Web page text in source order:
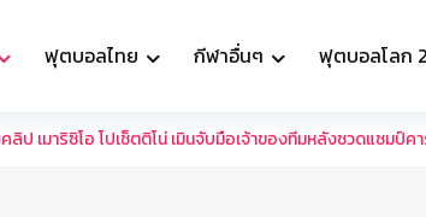
ฟุตบอลไทย กีฬาอื่นๆ ฟุตบอลโลก
ลิป เมาริซิโอ โปเช็ตติโน่ เมินจับมือเจ้าของทีมหลังชวดแชมป์ค